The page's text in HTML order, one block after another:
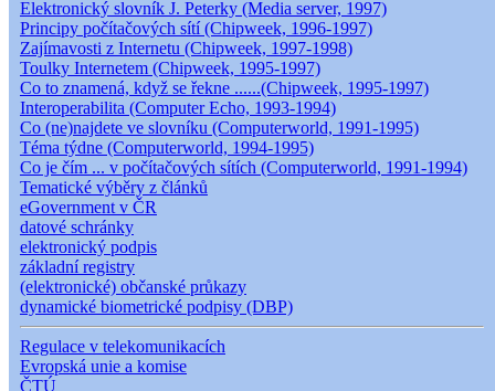
Elektronický slovník J. Peterky (Media server, 1997)
Principy počítačových sítí (Chipweek, 1996-1997)
Zajímavosti z Internetu (Chipweek, 1997-1998)
Toulky Internetem (Chipweek, 1995-1997)
Co to znamená, když se řekne ......(Chipweek, 1995-1997)
Interoperabilita (Computer Echo, 1993-1994)
Co (ne)najdete ve slovníku (Computerworld, 1991-1995)
Téma týdne (Computerworld, 1994-1995)
Co je čím ... v počítačových sítích (Computerworld, 1991-1994)
Tematické výběry z článků
eGovernment v ČR
datové schránky
elektronický podpis
základní registry
(elektronické) občanské průkazy
dynamické biometrické podpisy (DBP)
Regulace v telekomunikacích
Evropská unie a komise
ČTÚ